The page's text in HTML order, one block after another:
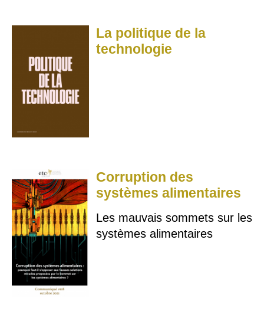
La politique de la
technologie
Corruption des
systèmes alimentaires
Les mauvais sommets sur les
systèmes alimentaires